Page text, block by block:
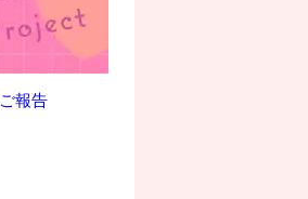
ご報告